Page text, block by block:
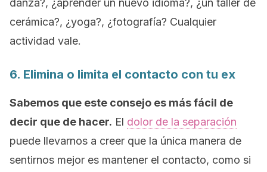
danza?, ¿aprender un nuevo idioma?, ¿un taller de
cerámica?, ¿yoga?, ¿fotografía? Cualquier
actividad vale.
6. Elimina o limita el contacto con tu ex
Sabemos que este consejo es más fácil de
decir que de hacer. El dolor de la separación
puede llevarnos a creer que la única manera de
sentirnos mejor es mantener el contacto, como si